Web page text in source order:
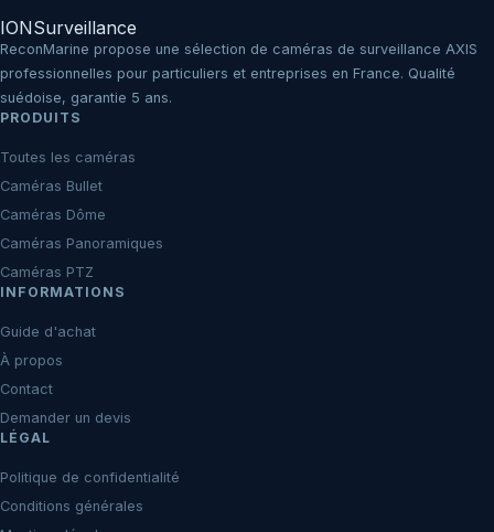
IONSurveillance
ReconMarine propose une sélection de caméras de surveillance AXIS
professionnelles pour particuliers et entreprises en France. Qualité
suédoise, garantie 5 ans.
PRODUITS
Toutes les caméras
Caméras Bullet
Caméras Dôme
Caméras Panoramiques
Caméras PTZ
INFORMATIONS
Guide d'achat
À propos
Contact
Demander un devis
LÉGAL
Politique de confidentialité
Conditions générales